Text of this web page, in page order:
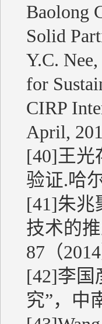
Baolong
Solid
Y.C.
for
CIRP
April,
[40]王光
验证.哈
[41]朱兆
技术的
87（2014
[42]李国
究”，中